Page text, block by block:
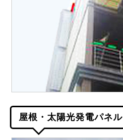
屋根・太陽光発電パネル